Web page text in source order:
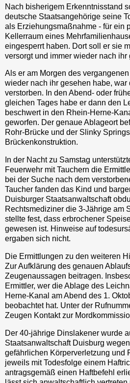
Nach bisherigem Erkenntnisstand
deutsche Staatsangehörige seine
als Erziehungsmaßnahme - für ein
Kellerraum eines
eingesperrt haben. Dort soll er sie
versorgt und immer wieder nach ihr
Als er am Morgen des
wieder nach ihr gesehen habe, war
verstorben. In den Abend- oder
gleichen Tages habe er dann den
beschwert in den Rhein-Herne-
geworfen. Der genaue Ablageort
Rohr-Brücke und der Slinky
Brückenkonstruktion.
In der Nacht zu Samstag
Feuerwehr mit Tauchern die
bei der Suche nach dem
Taucher fanden das Kind und
Duisburger Staatsanwaltschaft
Rechtsmediziner die 3-Jährige am
stellte fest, dass erbrochener
gewesen ist. Hinweise auf
ergaben sich nicht.
Die Ermittlungen zu den weiteren
Zur Aufklärung des genauen
Zeugenaussagen beitragen.
Ermittler, wer die Ablage des
Herne-Kanal am Abend des 1.
beobachtet hat. Unter der
Zeugen Kontakt zur
Der 40-jährige Dinslakener wurde
Staatsanwaltschaft Duisburg
gefährlichen Körperverletzung und
jeweils mit Todesfolge einem
antragsgemäß einen Haftbefehl